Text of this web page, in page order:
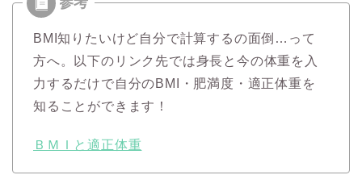
BMI知りたいけど自分で計算するの面倒…って
方へ。以下のリンク先では身長と今の体重を入
力するだけで自分のBMI・肥満度・適正体重を
知ることができます！
ＢＭＩと適正体重